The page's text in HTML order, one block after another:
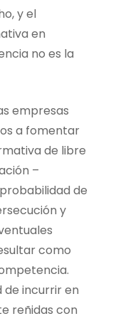
y el
en
no es la
empresas
a fomentar
de libre
–
de
y
como
de incurrir en
reñidas con